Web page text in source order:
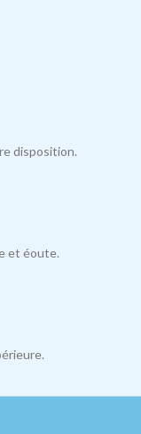
disposition.
et éoute.